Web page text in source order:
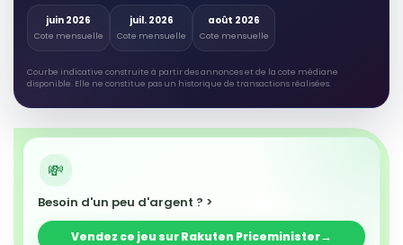
juin 2026
Cote mensuelle
juil. 2026
Cote mensuelle
août 2026
Cote mensuelle
Courbe indicative construite à partir des annonces et de la cote médiane
disponible. Elle ne constitue pas un historique de transactions réalisées.
Besoin d'un peu d'argent ? >
Vendez ce jeu sur Rakuten Priceminister